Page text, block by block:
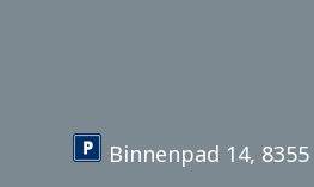
Binnenpad 14, 8355